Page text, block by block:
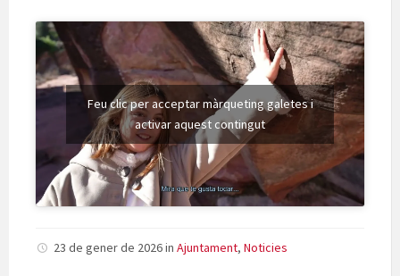
Feu clic per acceptar màrqueting galetes i
activar aquest contingut
23 de gener de 2026in Ajuntament, Noticies